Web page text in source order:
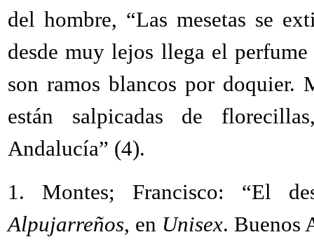
del hombre, “Las mesetas se
desde muy lejos llega el
son ramos blancos por doquier.
están salpicadas de
Andalucía” (4).
1. Montes; Francisco: “El
Alpujarreños, en Unisex. Buenos